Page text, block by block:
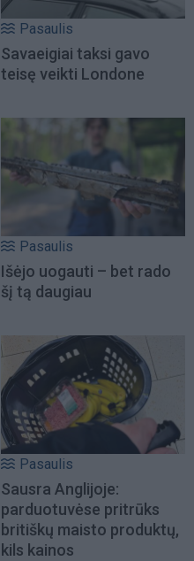
Pasaulis
Savaeigiai taksi gavo
teisę veikti Londone
Pasaulis
Išėjo uogauti – bet rado
šį tą daugiau
Pasaulis
Sausra Anglijoje:
parduotuvėse pritrūks
britiškų maisto produktų,
kils kainos